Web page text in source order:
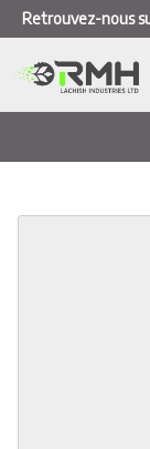
Retrouvez-nous